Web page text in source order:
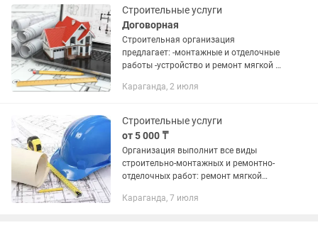
декоративные...
Строительные услуги
Договорная
Строительная организация
предлагает: -монтажные и отделочные
работы -устройство и ремонт мягкой и
металлоконструкций -облицовка
-возведение...
Караганда, 2 июля
Строительные услуги
от 5 000 ₸
Организация выполнит все виды
строительно-монтажных и ремонтно-
отделочных работ: ремонт мягкой
облицовка сайдингом, фасадные
Караганда, 7 июля